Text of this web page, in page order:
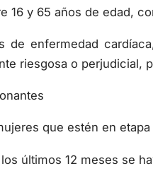
16 y 65 años de edad,
de enfermedad
riesgosa o perjudicial,
que estén en
últimos 12 meses se